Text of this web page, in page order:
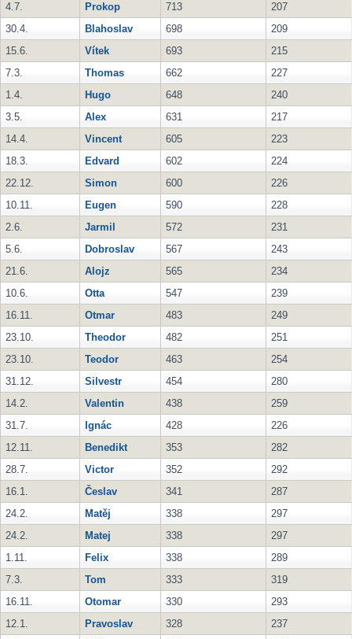
4.7.
Prokop 713
207
30.4.
Blahoslav 698
209
15.6.
Vítek 693
215
7.3.
Thomas 662
227
1.4.
Hugo 648
240
3.5.
Alex 631
217
14.4.
Vincent 605
223
18.3.
Edvard 602
224
22.12.
Simon 600
226
10.11.
Eugen 590
228
2.6.
Jarmil 572
231
5.6.
Dobroslav 567
243
21.6.
Alojz 565
234
10.6.
Otta 547
239
16.11.
Otmar 483
249
23.10.
Theodor 482
251
23.10.
Teodor 463
254
31.12.
Silvestr 454
280
14.2.
Valentin 438
259
31.7.
Ignác 428
226
12.11.
Benedikt 353
282
28.7.
Victor 352
292
16.1.
Česlav 341
287
24.2.
Matěj 338
297
24.2.
Matej 338
297
1.11.
Felix 338
289
7.3.
Tom 333
319
16.11.
Otomar 330
293
12.1.
Pravoslav 328
237